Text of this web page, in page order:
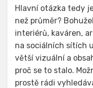
Hlavní otázka tedy
než průměr?
interiérů, kaváren,
na sociálních sítích
větší vizuální a
proč se to stalo.
prostě rádi